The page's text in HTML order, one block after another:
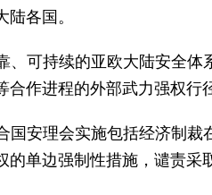
各国。
、可持续的亚欧大陆安全
合作进程的外部武力强权行
国安理会实施包括经济制
的单边强制性措施，谴责